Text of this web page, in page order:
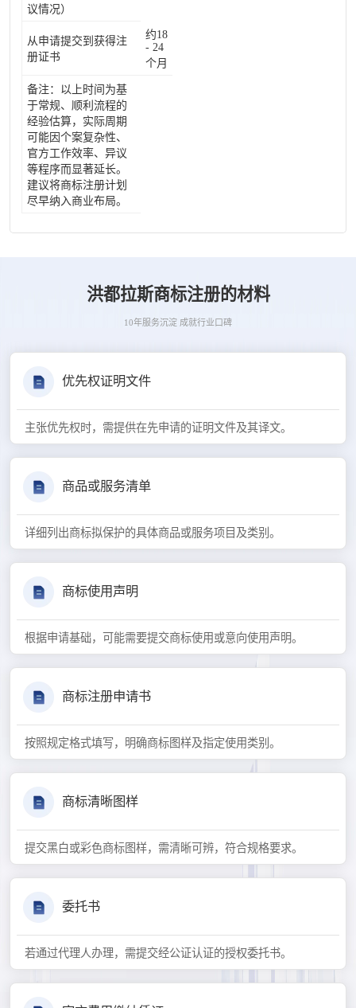
议情况）
从申请提交到获得注
册证书
约18
- 24
个月
备注：以上时间为基
于常规、顺利流程的
经验估算，实际周期
可能因个案复杂性、
官方工作效率、异议
等程序而显著延长。
建议将商标注册计划
尽早纳入商业布局。
洪都拉斯商标注册的材料
10年服务沉淀 成就行业口碑
优先权证明文件
主张优先权时，需提供在先申请的证明文件及其译文。
商品或服务清单
详细列出商标拟保护的具体商品或服务项目及类别。
商标使用声明
根据申请基础，可能需要提交商标使用或意向使用声明。
商标注册申请书
按照规定格式填写，明确商标图样及指定使用类别。
商标清晰图样
提交黑白或彩色商标图样，需清晰可辨，符合规格要求。
委托书
若通过代理人办理，需提交经公证认证的授权委托书。